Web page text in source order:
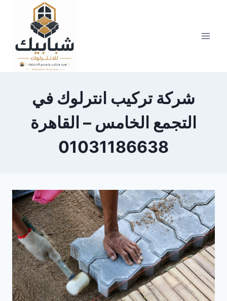
شركة تركيب انترلوك في
التجمع الخامس – القاهرة
01031186638